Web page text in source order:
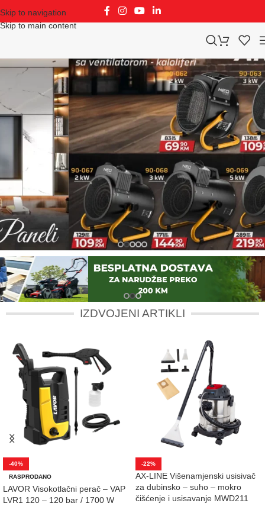
Skip to navigation
Skip to main content
IZDVOJENI ARTIKLI
-40%
RASPRODANO
LAVOR Visokotlačni perač – VAP
LVR1 120 – 120 bar / 1700 W
-22%
AX-LINE Višenamjenski usisivač
za dubinsko – suho – mokro
čišćenje i usisavanje MWD211